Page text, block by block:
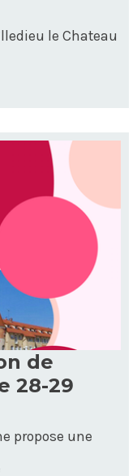
le Chateau
de
28-29
propose une